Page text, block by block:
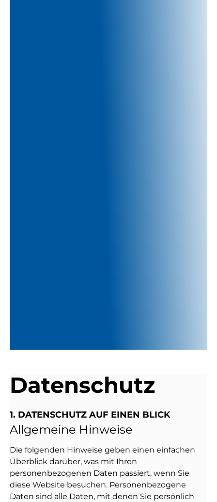
Datenschutz
1. DATENSCHUTZ AUF EINEN BLICK
Allgemeine Hinweise
Die folgenden Hinweise geben einen einfachen
Überblick darüber, was mit Ihren
personenbezogenen Daten passiert, wenn Sie
diese Website besuchen. Personenbezogene
Daten sind alle Daten, mit denen Sie persönlich